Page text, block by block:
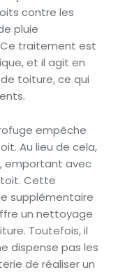
contre les
pluie
traitement est
et il agit en
toiture, ce qui
empêche
Au lieu de cela,
emportant avec
toit. Cette
supplémentaire
un nettoyage
Toutefois, il
dispense pas les
de réaliser un